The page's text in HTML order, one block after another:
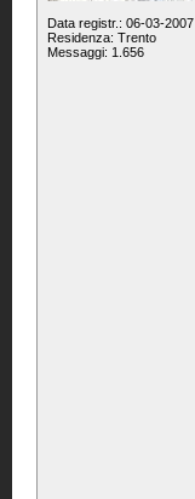
Data registr.: 06-03-2007
Residenza: Trento
Messaggi: 1.656